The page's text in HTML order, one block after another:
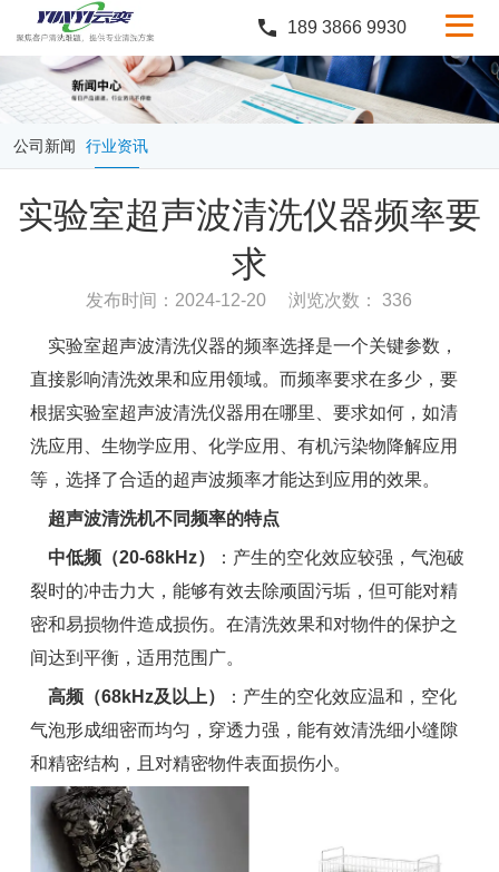
产品中心
行业案例
服务与支持
定制服务
关于云奕
189 3866 9930
公司新闻 行业资讯
实验室超声波清洗仪器频率要
求
发布时间：2024-12-20 浏览次数： 336
实验室超声波清洗仪器的频率选择是一个关键参数，
直接影响清洗效果和应用领域。而频率要求在多少，要
根据实验室超声波清洗仪器用在哪里、要求如何，如清
洗应用、生物学应用、化学应用、有机污染物降解应用
等，选择了合适的超声波频率才能达到应用的效果。
超声波清洗机不同频率的特点
中低频（20-68kHz）
：产生的空化效应较强，气泡破
裂时的冲击力大，能够有效去除顽固污垢，但可能对精
密和易损物件造成损伤。在清洗效果和对物件的保护之
间达到平衡，适用范围广。
高频（68kHz及以上）
：产生的空化效应温和，空化
气泡形成细密而均匀，穿透力强，能有效清洗细小缝隙
和精密结构，且对精密物件表面损伤小。